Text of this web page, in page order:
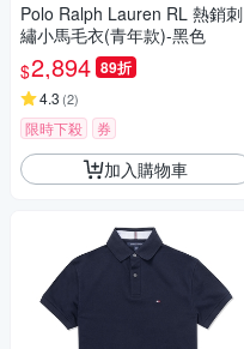
Polo Ralph Lauren RL 熱銷刺
繡小馬毛衣(青年款)-黑色
$2,894 89折
4.3 (2)
限時下殺 券
加入購物車